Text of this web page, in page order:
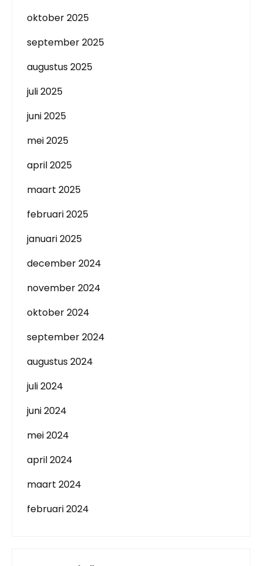
oktober 2025
september 2025
augustus 2025
juli 2025
juni 2025
mei 2025
april 2025
maart 2025
februari 2025
januari 2025
december 2024
november 2024
oktober 2024
september 2024
augustus 2024
juli 2024
juni 2024
mei 2024
april 2024
maart 2024
februari 2024